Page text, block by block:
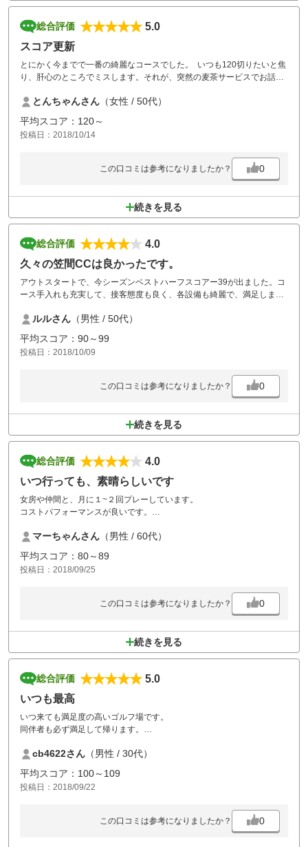
総合評価
5.0
スコア更新
とにかく今までで一番の綺麗なコースでした。 いつも120切りたいと焦
り、肝心のところでミスします。それが、突然の麦茶サービスでお話し
り嬉しい限りです。もう感謝です。又行きたいです。帰りにクロワッサ
ン美味でした。だから、コーヒー持ち帰りあるといいなぁ。
とんちゃんさん （女性 / 50代）
平均スコア：120～
投稿日：2018/10/14
この口コミは参考になりましたか？ 0
続きを見る
総合評価
4.0
久々の笠間CCは良かったです。
アウトスタートで、今シーズンベストハーフスコアー39が出ました。コ
ース手入れも充実して、接客態度も良く、各設備も綺麗で、満足しまし
ルルさん （男性 / 50代）
平均スコア：90～99
投稿日：2018/10/09
この口コミは参考になりましたか？ 0
続きを見る
総合評価
4.0
いつ行っても、素晴らしいです
女房や仲間と、月に１~２回プレーしています。
コストパフォーマンスが良いです。
みんな感じが良いです。
また、ショップも安いです。
バックやゴルフシューズを買いました。
マーちゃんさん （男性 / 60代）
平均スコア：80～89
投稿日：2018/09/25
この口コミは参考になりましたか？ 0
続きを見る
総合評価
5.0
いつも最高
いつ来ても満足度の高いゴルフ場です。
同伴者も必ず満足して帰ります。
cb4622さん （男性 / 30代）
平均スコア：100～109
投稿日：2018/09/22
この口コミは参考になりましたか？ 0